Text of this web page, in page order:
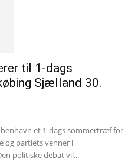
til 1-dags
Sjælland 30.
et 1-dags sommertræf for
og partiets venner i
politiske debat vil...